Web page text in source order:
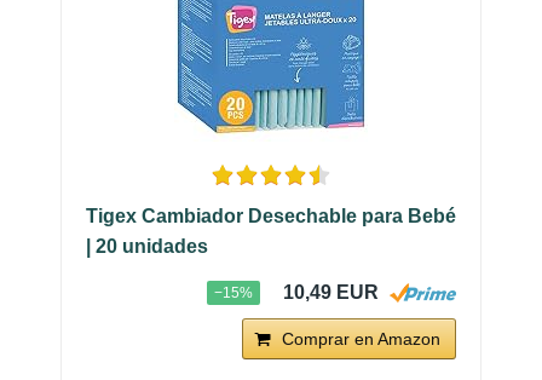
Tigex Cambiador Desechable para Bebé
| 20 unidades
−15% 10,49 EUR
Comprar en Amazon